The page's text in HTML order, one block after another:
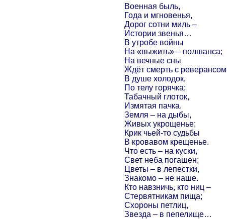
Военная быль,
Года и мгновенья,
Дорог сотни миль –
Истории звенья…
В утробе войны
На «выжить» – полшанса;
На вечные сны
Ждёт смерть с
В душе холодок,
По телу горячка;
Табачный глоток,
Измятая пачка.
Земля – на дыбы,
Живых укрощенье;
Крик чьей-то судьбы
В кровавом крещенье.
Что есть – на куски,
Свет неба погашен;
Цветы – в лепестки,
Знакомо – не наше.
Кто навзничь, кто ниц –
Стервятникам пища;
Схороны петлиц,
Звезда – в пепелище…